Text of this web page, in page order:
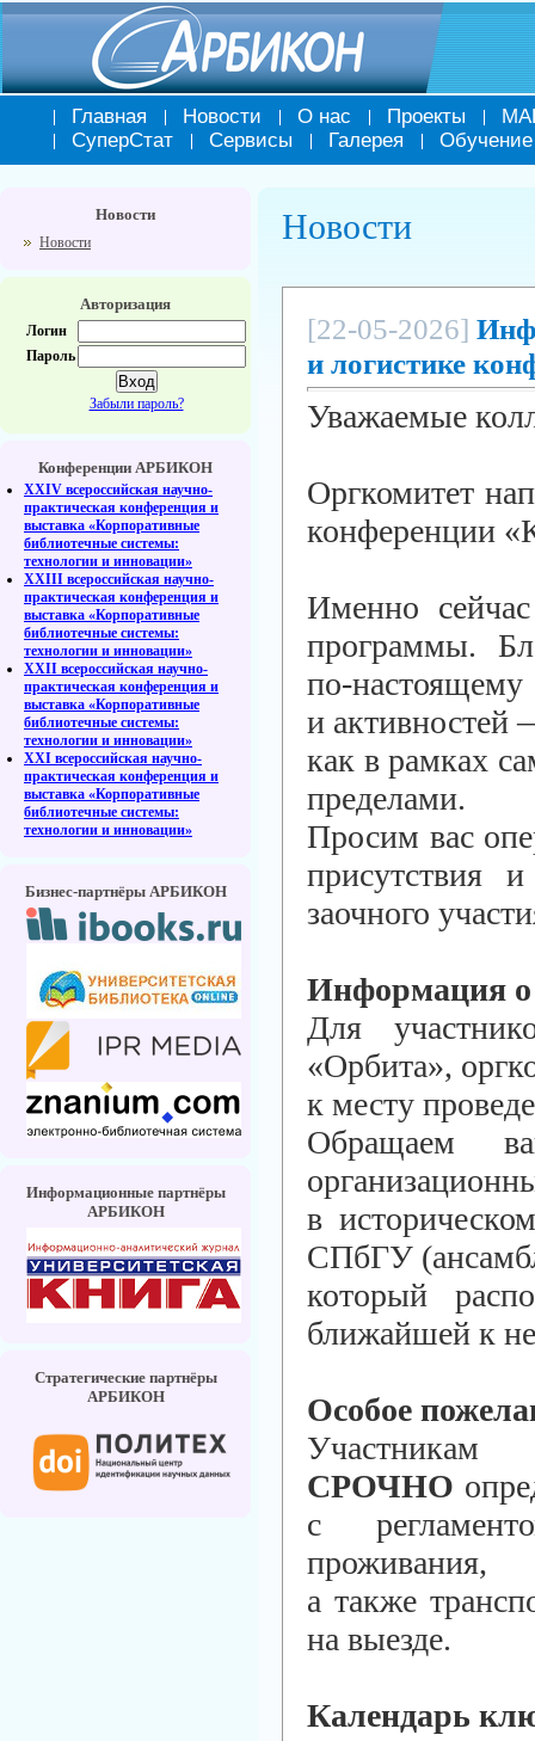
Главная Новости О нас Проекты
СуперСтат
Сервисы Галерея Обучение
Новости
Новости
Авторизация
Логин
Пароль
Забыли пароль?
Конференции АРБИКОН
XXIV всероссийская научно-
практическая конференция и
выставка «Корпоративные
библиотечные системы:
технологии и инновации»
XXIII всероссийская научно-
практическая конференция и
выставка «Корпоративные
библиотечные системы:
технологии и инновации»
XXII всероссийская научно-
практическая конференция и
выставка «Корпоративные
библиотечные системы:
технологии и инновации»
XXI всероссийская научно-
практическая конференция и
выставка «Корпоративные
библиотечные системы:
технологии и инновации»
Бизнес-партнёры АРБИКОН
Информационные партнёры
АРБИКОН
Стратегические партнёры
АРБИКОН
Новости
[22-05-2026]
и логистике
Уважаемые
Оргкомитет
конференции
Именно
программы.
по-
и
как в рамках
пределами.
Просим вас
присутствия
заочного
Информация о
Для
«Орбита»,
к месту
Обращаем
в
СПбГУ
который
ближайшей к
Особое
Участникам
СРОЧНО
с
проживания,
а также
на выезде.
Календарь